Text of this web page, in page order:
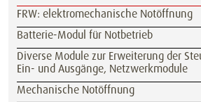
FRW: elektromechanische Notöffnung
Batterie-Modul für Notbetrieb
Diverse Module zur Erweiterung der
Ein- und Ausgänge, Netzwerkmodule
Mechanische Notöffnung